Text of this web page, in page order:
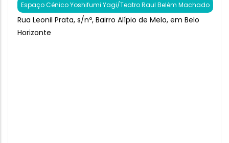
Espaço Cênico Yoshifumi Yagi/Teatro Raul Belém Machado
Rua Leonil Prata, s/nº, Bairro Alípio de Melo, em Belo
Horizonte